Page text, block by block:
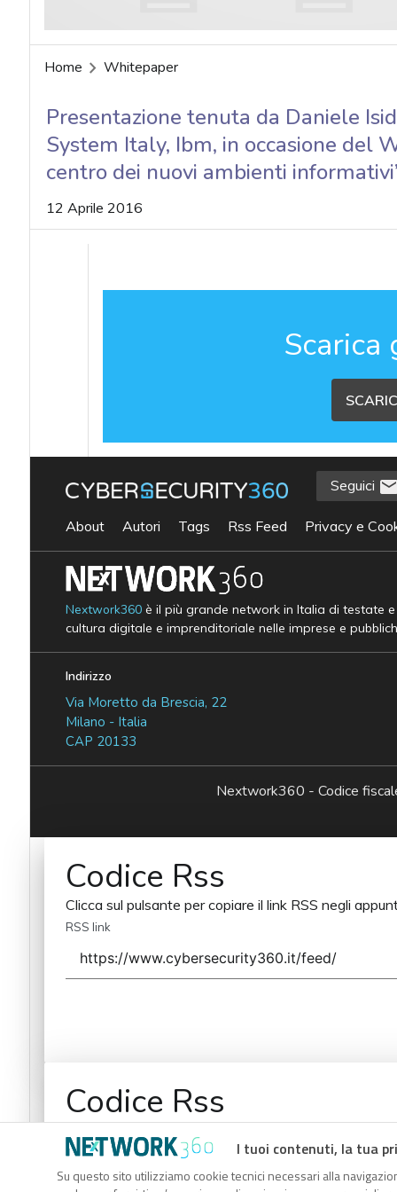
Home Whitepaper
Presentazione tenuta da Daniele
System Italy, Ibm, in occasione del
centro dei nuovi ambienti
12 Aprile 2016
Scarica
I tuoi contenuti, la tua
Su questo sito utilizziamo cookie tecnici necessari alla
Seguici
About Autori Tags Rss Feed Privacy e
Nextwork360è il più grande network in Italia di testate
cultura digitale e imprenditoriale nelle imprese e
Indirizzo
Via Moretto da Brescia, 22
Milano - Italia
CAP 20133
Nextwork360 - Codice
Codice Rss
Clicca sul pulsante per copiare il link RSS negli
RSS link
Codice Rss
RSS link